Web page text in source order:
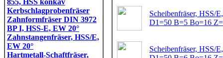
855, HSS konkav
Kerbschlagprobenfräser
Zahnformfräser DIN 3972
BP I, HSS-E, EW 20°
Zahnstangenfräser, HSS/E,
EW 20°
Hartmetall-Schaftfräser,
Scheibenfräser, HSS/
D1=50 B=5 Bo=16
Scheibenfräser, HSS/